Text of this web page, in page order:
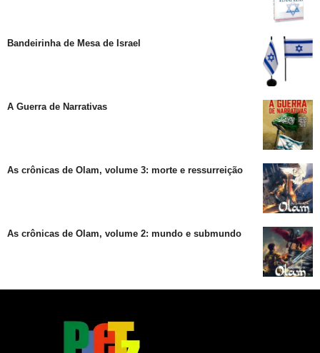
Bandeirinha de Mesa de Israel
A Guerra de Narrativas
As crônicas de Olam, volume 3: morte e ressurreição
As crônicas de Olam, volume 2: mundo e submundo